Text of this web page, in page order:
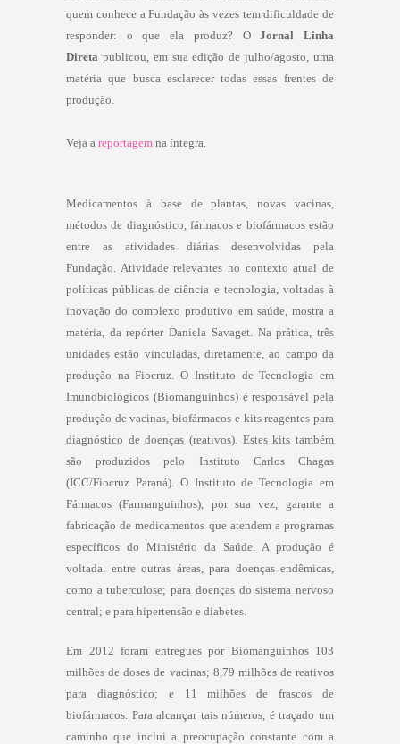
quem conhece a Fundação às vezes tem dificuldade de
responder: o que ela produz? OJornal Linha
Direta publicou, em sua edição de julho/agosto, uma
matéria que busca esclarecer todas essas frentes de
produção.
Veja a reportagem na íntegra.
Medicamentos à base de plantas, novas vacinas,
métodos de diagnóstico, fármacos e biofármacos estão
entre as atividades diárias desenvolvidas pela
Fundação. Atividade relevantes no contexto atual de
políticas públicas de ciência e tecnologia, voltadas à
inovação do complexo produtivo em saúde, mostra a
matéria, da repórter Daniela Savaget. Na prática, três
unidades estão vinculadas, diretamente, ao campo da
produção na Fiocruz. O Instituto de Tecnologia em
Imunobiológicos (Biomanguinhos) é responsável pela
produção de vacinas, biofármacos e kits reagentes para
diagnóstico de doenças (reativos). Estes kits também
são produzidos pelo Instituto Carlos Chagas
(ICC/Fiocruz Paraná). O Instituto de Tecnologia em
Fármacos (Farmanguinhos), por sua vez, garante a
fabricação de medicamentos que atendem a programas
específicos do Ministério da Saúde. A produção é
voltada, entre outras áreas, para doenças endêmicas,
como a tuberculose; para doenças do sistema nervoso
central; e para hipertensão e diabetes.
Em 2012 foram entregues por Biomanguinhos 103
milhões de doses de vacinas; 8,79 milhões de reativos
para diagnóstico; e 11 milhões de frascos de
biofármacos. Para alcançar tais números, é traçado um
caminho que inclui a preocupação constante com a